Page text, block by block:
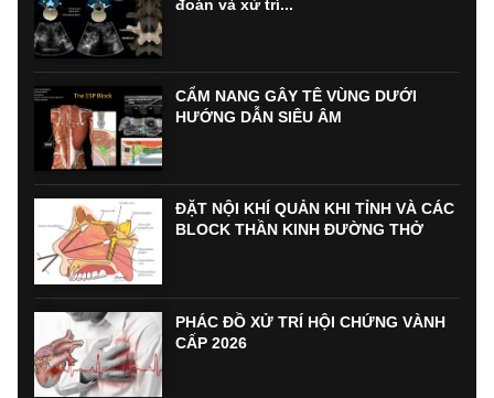
đoán và xử trí...
CẨM NANG GÂY TÊ VÙNG DƯỚI
HƯỚNG DẪN SIÊU ÂM
ĐẶT NỘI KHÍ QUẢN KHI TỈNH VÀ CÁC
BLOCK THẦN KINH ĐƯỜNG THỞ
PHÁC ĐỒ XỬ TRÍ HỘI CHỨNG VÀNH
CẤP 2026